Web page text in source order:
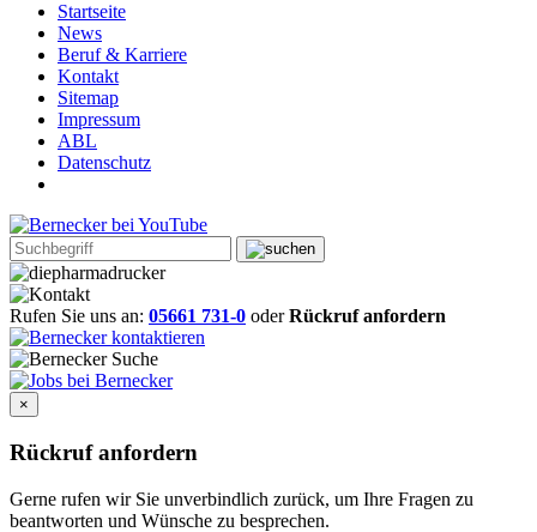
Startseite
News
Beruf & Karriere
Kontakt
Sitemap
Impressum
ABL
Datenschutz
Rufen Sie uns an: 05661 731-0 oderRückruf anfordern
×
Rückruf anfordern
Gerne rufen wir Sie unverbindlich zurück, um Ihre Fragen zu
beantworten und Wünsche zu besprechen.